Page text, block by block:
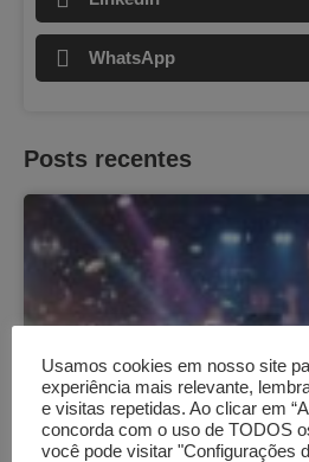
WhatsApp
Posts recentes
Usamos cookies em nosso site
experiência mais relevante,
e visitas repetidas. Ao clicar em
concorda com o uso de TODOS
você pode visitar "Configurações